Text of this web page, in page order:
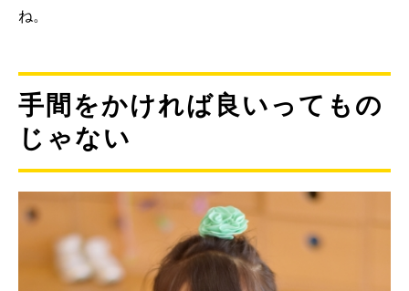
ね。
手間をかければ良いってもの
じゃない